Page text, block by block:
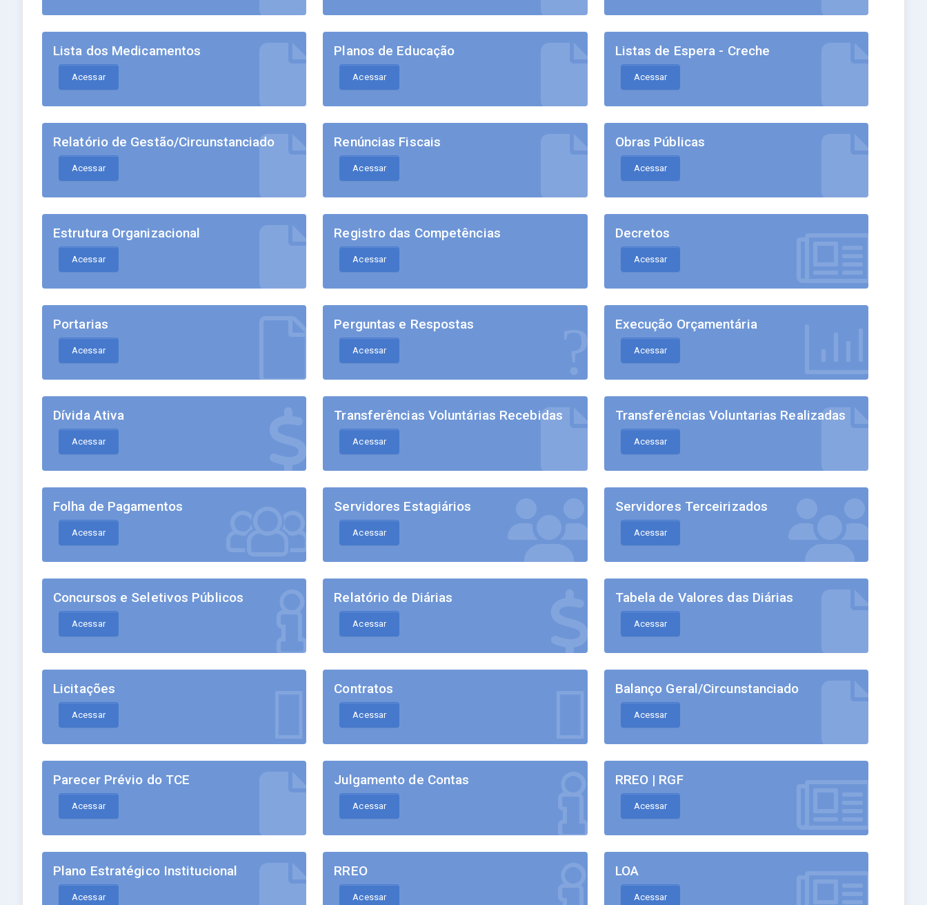
Lista dos Medicamentos
Acessar
Planos de Educação
Acessar
Listas de Espera - Creche
Acessar
Relatório de Gestão/Circunstanciado
Acessar
Renúncias Fiscais
Acessar
Obras Públicas
Acessar
Estrutura Organizacional
Acessar
Registro das Competências
Acessar
Decretos
Acessar
Portarias
Acessar
Perguntas e Respostas
Acessar
Execução Orçamentária
Acessar
Dívida Ativa
Acessar
Transferências Voluntárias Recebidas
Acessar
Transferências Voluntarias Realizadas
Acessar
Folha de Pagamentos
Acessar
Servidores Estagiários
Acessar
Servidores Terceirizados
Acessar
Concursos e Seletivos Públicos
Acessar
Relatório de Diárias
Acessar
Tabela de Valores das Diárias
Acessar
Licitações
Acessar
Contratos
Acessar
Balanço Geral/Circunstanciado
Acessar
Parecer Prévio do TCE
Acessar
Julgamento de Contas
Acessar
RREO | RGF
Acessar
Plano Estratégico Institucional
Acessar
RREO
Acessar
LOA
Acessar